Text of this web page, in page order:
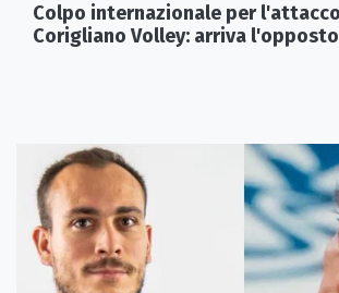
Colpo internazionale per
Corigliano Volley: arriva